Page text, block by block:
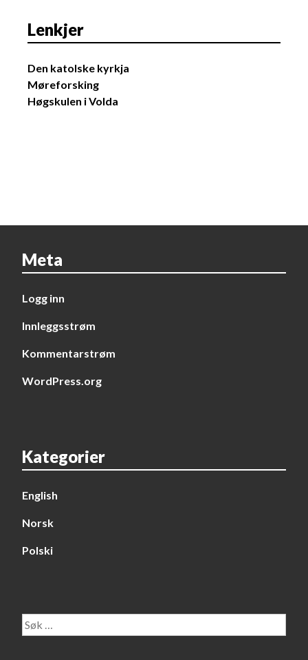
Lenkjer
Den katolske kyrkja
Møreforsking
Høgskulen i Volda
Meta
Logg inn
Innleggsstrøm
Kommentarstrøm
WordPress.org
Kategorier
English
Norsk
Polski
Søk
etter: